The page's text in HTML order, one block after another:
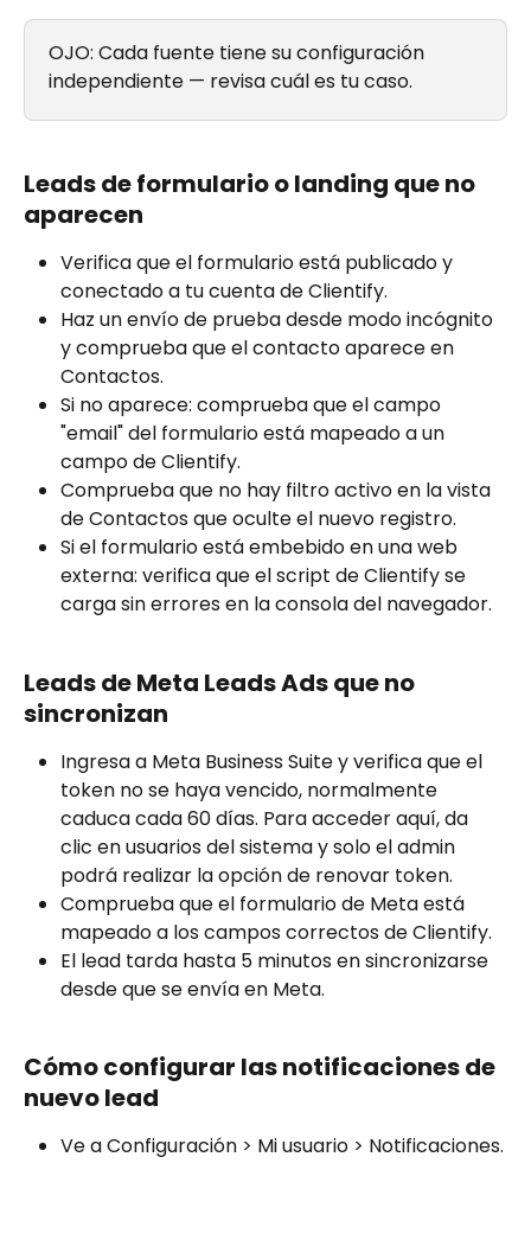
OJO: Cada fuente tiene su configuración
independiente — revisa cuál es tu caso.
Leads de formulario o landing que no
aparecen
Verifica que el formulario está publicado y
conectado a tu cuenta de Clientify.
Haz un envío de prueba desde modo incógnito
y comprueba que el contacto aparece en
Contactos.
Si no aparece: comprueba que el campo
"email" del formulario está mapeado a un
campo de Clientify.
Comprueba que no hay filtro activo en la vista
de Contactos que oculte el nuevo registro.
Si el formulario está embebido en una web
externa: verifica que el script de Clientify se
carga sin errores en la consola del navegador.
Leads de Meta Leads Ads que no
sincronizan
Ingresa a Meta Business Suite y verifica que el
token no se haya vencido, normalmente
caduca cada 60 días. Para acceder aquí, da
clic en usuarios del sistema y solo el admin
podrá realizar la opción de renovar token.
Comprueba que el formulario de Meta está
mapeado a los campos correctos de Clientify.
El lead tarda hasta 5 minutos en sincronizarse
desde que se envía en Meta.
Cómo configurar las notificaciones de
nuevo lead
Ve a Configuración > Mi usuario > Notificaciones.